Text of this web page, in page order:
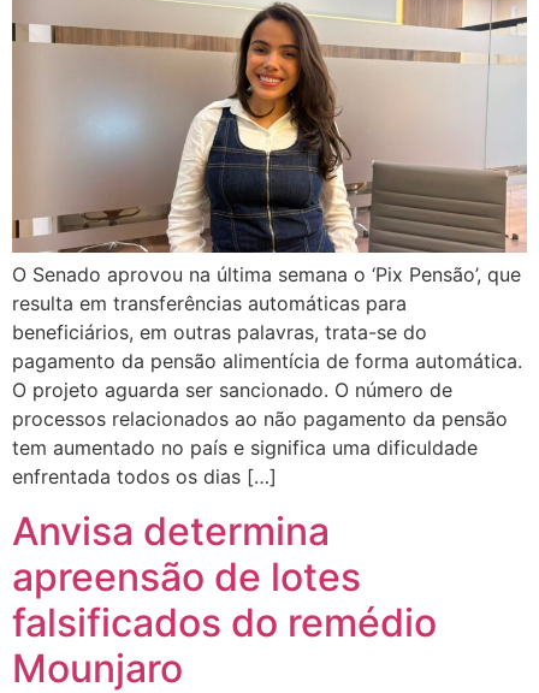
O Senado aprovou na última semana o ‘Pix Pensão’, que
resulta em transferências automáticas para
beneficiários, em outras palavras, trata-se do
pagamento da pensão alimentícia de forma automática.
O projeto aguarda ser sancionado. O número de
processos relacionados ao não pagamento da pensão
tem aumentado no país e significa uma dificuldade
enfrentada todos os dias […]
Anvisa determina
apreensão de lotes
falsificados do remédio
Mounjaro